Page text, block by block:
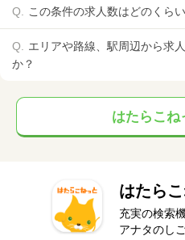
この条件の求人数はどのくら
エリアや路線、駅周辺から求
か？
はたらこね
はたら
充実の検索
アナタのし